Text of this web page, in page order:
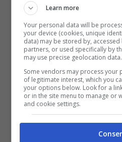
patrimonio storico e le
mozzafiato, Creta è
non perdere. Durante
offre temperature
ottimali per godere
E ancora ti consigliamo
Spagna.
Learn more
Your personal data will be
your device (cookies, unique
data) may be stored by,
partners, or used specifically by
may use precise geolocation data.
Some vendors may process your
of legitimate interest, which you
your options below. Look for a
or in the site menu to manage or
and cookie settings.